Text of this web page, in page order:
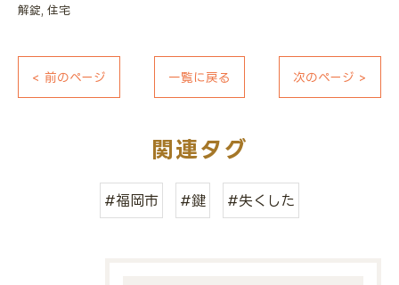
解錠 住宅
< 前のページ 一覧に戻る 次のページ >
関連タグ
#福岡市 #鍵 #失くした